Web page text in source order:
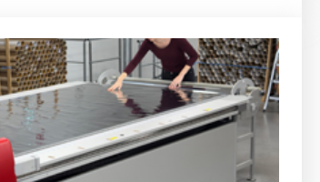
commerciaux
?